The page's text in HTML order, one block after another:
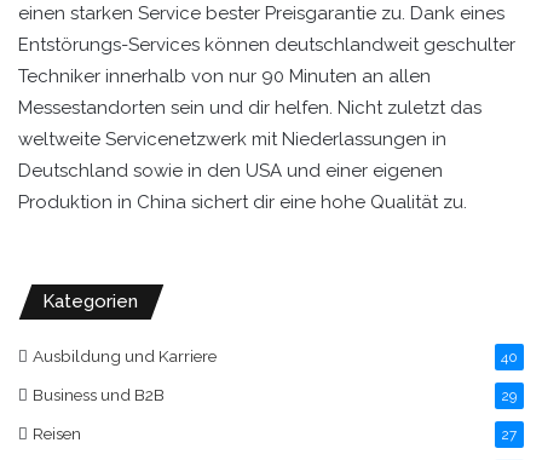
einen starken Service bester Preisgarantie zu. Dank eines
Entstörungs-Services können deutschlandweit geschulter
Techniker innerhalb von nur 90 Minuten an allen
Messestandorten sein und dir helfen. Nicht zuletzt das
weltweite Servicenetzwerk mit Niederlassungen in
Deutschland sowie in den USA und einer eigenen
Produktion in China sichert dir eine hohe Qualität zu.
Kategorien
Ausbildung und Karriere 40
Business und B2B 29
Reisen 27